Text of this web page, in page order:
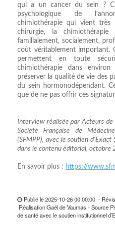
qui a un cancer du sein ?
psychologique de
chimiothérapie qui vient très
chirurgie, la
familialement, socialement,
coût véritablement important.
permettent en toute
chimiothérapie dans
préserver la qualité de vie des
du sein hormonodépendant.
que de ne pas offrir ces
Interview réalisée par Acteurs
Société Française de
(SFMPP), avec le soutien
dans le contenu éditorial, octobre
En savoir plus : https://
Publié le 2025-10-26 00:00:00 -
Réalisation Gaël de Vaumas - Source
de santé avec le soutien institutionnel